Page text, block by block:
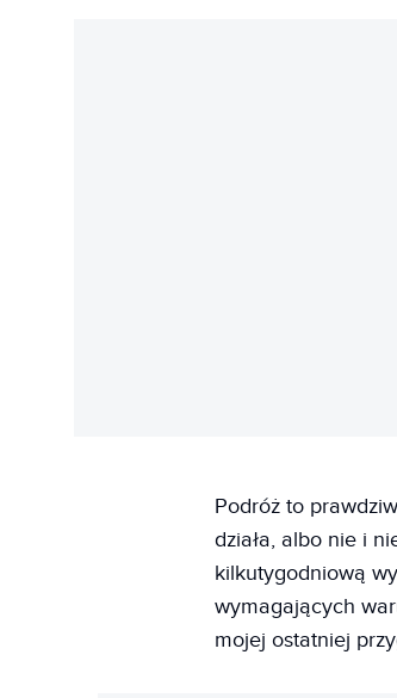
Podróż to
działa, albo nie i
kilkutygodniową
wymagających
mojej ostatniej